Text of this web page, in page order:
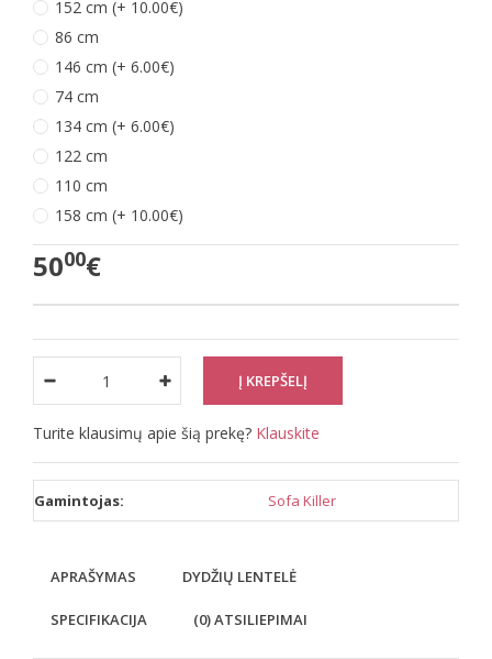
152 cm (+ 10.00€)
86 cm
146 cm (+ 6.00€)
74 cm
134 cm (+ 6.00€)
122 cm
110 cm
158 cm (+ 10.00€)
5000€
Turite klausimų apie šią prekę? Klauskite
Gamintojas: Sofa Killer
APRAŠYMAS DYDŽIŲ LENTELĖ
SPECIFIKACIJA (0) ATSILIEPIMAI